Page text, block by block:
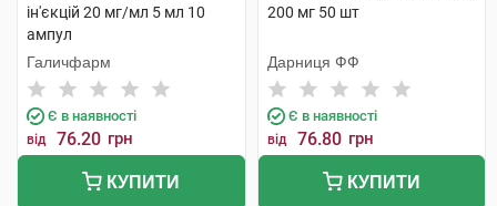
ін'єкцій 20 мг/мл 5 мл 10
ампул
Галичфарм
Є в наявності
від 76.20 грн
КУПИТИ
200 мг 50 шт
Дарниця ФФ
Є в наявності
від 76.80 грн
КУПИТИ